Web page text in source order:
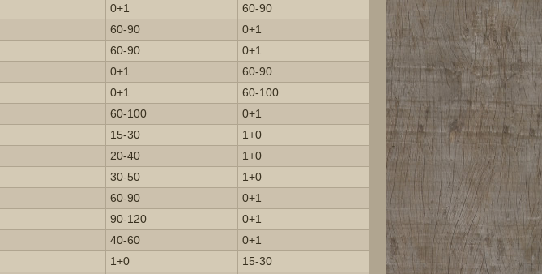
0+1
60-90
60-90
0+1
60-90
0+1
0+1
60-90
0+1
60-100
60-100
0+1
15-30
1+0
20-40
1+0
30-50
1+0
60-90
0+1
90-120
0+1
40-60
0+1
1+0
15-30